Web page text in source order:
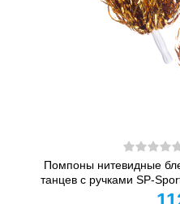
Помпоны нитевидные
танцев с ручками SP-